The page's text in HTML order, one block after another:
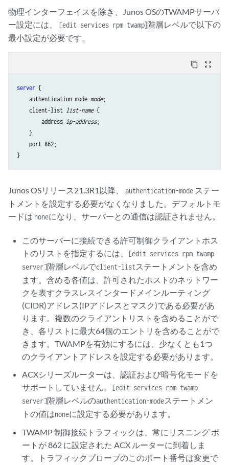
物理インターフェイスを除き、Junos OSのTWAMPサーバ
ー設定には、
[edit services rpm twamp]階層レベルで以下の
最小設定が必要です。
content_copy zoom_out_map
server {
    authentication-mode
mode;
    client-list
list-name {
        address
ip-address;
    }
    port 862;
Junos OSリリース21.3R1以降、 authentication-mode ステー
トメントを設定する必要がなくなりました。デフォルトモ
ードは noneになり、サーバーとの通信は認証されません。
このサーバーに接続できる許可制御クライアントホス
トのリストを指定するには、 [edit services rpm twamp
server]階層レベルでclient-listステートメントを含め
ます。含める各値は、許可されたホストのネットワー
クを表すクラスレスインタードメインルーティング
(CIDR)アドレス(IPアドレスとマスク)である必要があ
ります。複数のクライアントリストを含めることがで
き、各リストに最大64個のエントリを含めることがで
きます。TWAMPを有効にするには、少なくとも1つ
のクライアントアドレスを設定する必要があります。
ACXシリーズルーターは、認証および暗号化モードを
サポートしていません。 [edit services rpm twamp
server]階層レベルのauthentication-modeステートメン
トの値はnoneに設定する必要があります。
TWAMP 制御接続トラフィックは、常にリスニング ポ
ートが 862 に設定された ACX ルーターに到着しま
す。トラフィックプローブのこのポート番号は変更で